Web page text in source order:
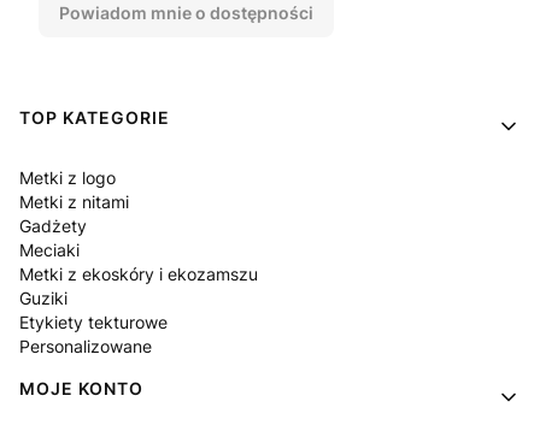
Powiadom mnie o dostępności
Linki w stopce
TOP KATEGORIE
Metki z logo
Metki z nitami
Gadżety
Meciaki
Metki z ekoskóry i ekozamszu
Guziki
Etykiety tekturowe
Personalizowane
MOJE KONTO